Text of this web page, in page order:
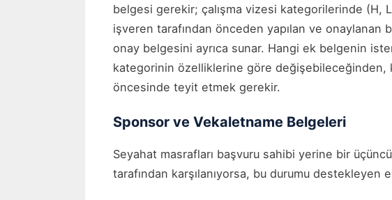
belgesi gerekir; çalışma vizesi kategorilerinde (H,
işveren tarafından önceden yapılan ve onaylanan
onay belgesini ayrıca sunar. Hangi ek belgenin
kategorinin özelliklerine göre
öncesinde teyit etmek gerekir.
Sponsor ve Vekaletname Belgeleri
Seyahat masrafları başvuru sahibi yerine bir
tarafından karşılanıyorsa, bu durumu